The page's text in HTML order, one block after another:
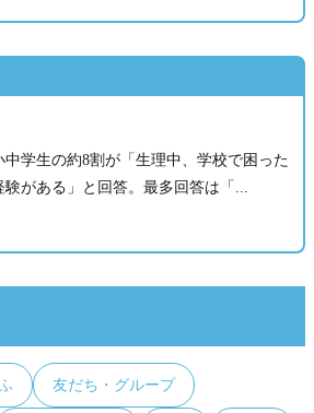
中学生の約8割が「生理中、学校で困った
験がある」と回答。最多回答は「...
友だち・グループ